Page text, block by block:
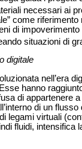
necessari ai
come
di
situazioni di
digitale
nell’era
hanno
di appartenere
di un
legami virtuali
fluidi, intensifica